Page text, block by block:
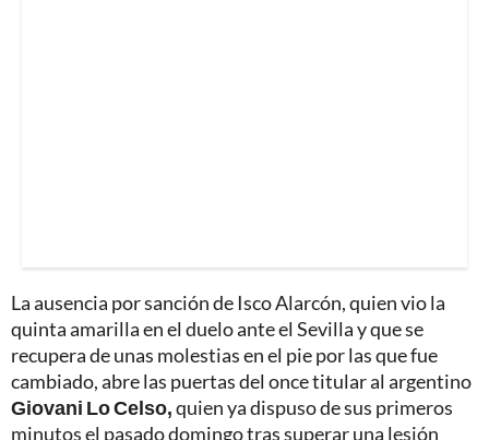
La ausencia por sanción de Isco Alarcón, quien vio la
quinta amarilla en el duelo ante el Sevilla y que se
recupera de unas molestias en el pie por las que fue
cambiado, abre las puertas del once titular al argentino
Giovani Lo Celso,quien ya dispuso de sus primeros
minutos el pasado domingo tras superar una lesión